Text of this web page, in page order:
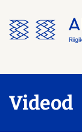
menüü
vahele
Videod